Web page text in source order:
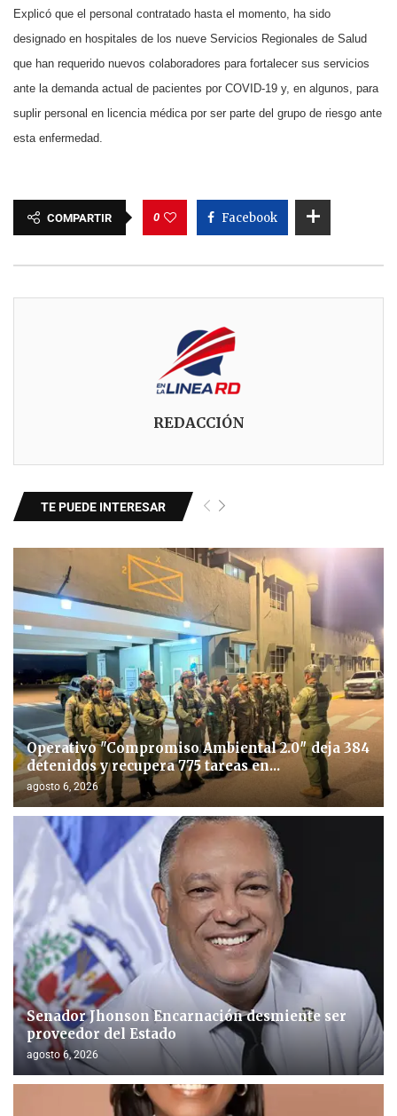
Explicó que el personal contratado hasta el momento, ha sido
designado en hospitales de los nueve Servicios Regionales de Salud
que han requerido nuevos colaboradores para fortalecer sus servicios
ante la demanda actual de pacientes por COVID-19 y, en algunos, para
suplir personal en licencia médica por ser parte del grupo de riesgo ante
esta enfermedad.
COMPARTIR 0 Facebook
REDACCIÓN
TE PUEDE INTERESAR
Operativo "Compromiso Ambiental 2.0″ deja 384
detenidos y recupera 775 tareas en...
agosto 6, 2026
Senador Jhonson Encarnación desmiente ser
proveedor del Estado
agosto 6, 2026